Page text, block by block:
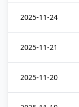
2025-11-24
2025-11-21
2025-11-20